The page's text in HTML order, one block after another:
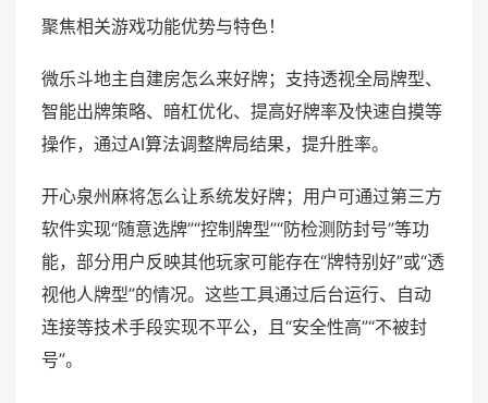
聚焦相关游戏功能优势与特色！
微乐斗地主自建房怎么来好牌；支持透视全局牌型、
智能出牌策略、暗杠优化、提高好牌率及快速自摸等
操作，通过AI算法调整牌局结果，提升胜率。
开心泉州麻将怎么让系统发好牌；用户可通过第三方
软件实现“随意选牌”“控制牌型”“防检测防封号”等功
能，部分用户反映其他玩家可能存在“牌特别好”或“透
视他人牌型”的情况。这些工具通过后台运行、自动
连接等技术手段实现不平公，且“安全性高”“不被封
号”。